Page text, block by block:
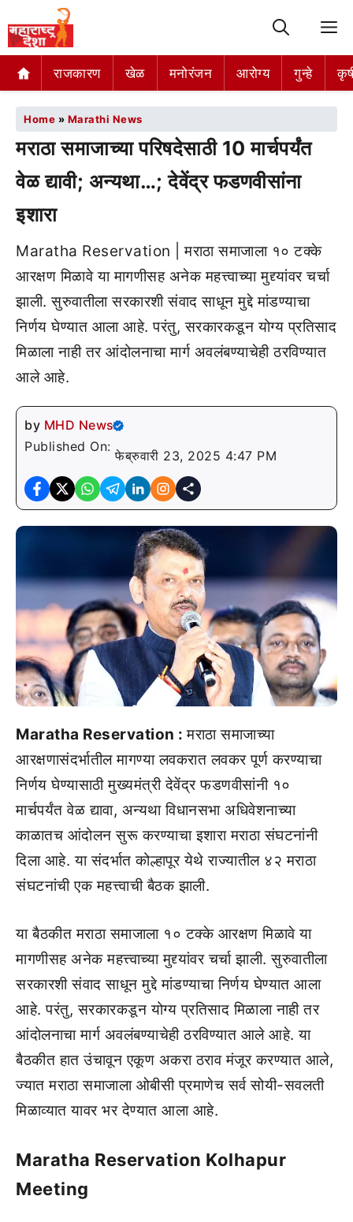
राजकारण खेळ मनोरंजन आरोग्य गुन्हे
Home » Marathi News
मराठा समाजाच्या परिषदेसाठी 10 मार्चपर्यंत
वेळ द्यावी; अन्यथा…; देवेंद्र फडणवीसांना
इशारा
Maratha Reservation | मराठा समाजाला १० टक्के
आरक्षण मिळावे या मागणीसह अनेक महत्त्वाच्या मुद्द्यांवर चर्चा
झाली. सुरुवातीला सरकारशी संवाद साधून मुद्दे मांडण्याचा
निर्णय घेण्यात आला आहे. परंतु, सरकारकडून योग्य प्रतिसाद
मिळाला नाही तर आंदोलनाचा मार्ग अवलंबण्याचेही ठरविण्यात
आले आहे.
by MHD News
Published On:
फेब्रुवारी 23, 2025 4:47 PM
Maratha Reservation :मराठा समाजाच्या
आरक्षणासंदर्भातील मागण्या लवकरात लवकर पूर्ण करण्याचा
निर्णय घेण्यासाठी मुख्यमंत्री देवेंद्र फडणवीसांनी १०
मार्चपर्यंत वेळ द्यावा, अन्यथा विधानसभा अधिवेशनाच्या
काळातच आंदोलन सुरू करण्याचा इशारा मराठा संघटनांनी
दिला आहे. या संदर्भात कोल्हापूर येथे राज्यातील ४२ मराठा
संघटनांची एक महत्त्वाची बैठक झाली.
या बैठकीत मराठा समाजाला १० टक्के आरक्षण मिळावे या
मागणीसह अनेक महत्त्वाच्या मुद्द्यांवर चर्चा झाली. सुरुवातीला
सरकारशी संवाद साधून मुद्दे मांडण्याचा निर्णय घेण्यात आला
आहे. परंतु, सरकारकडून योग्य प्रतिसाद मिळाला नाही तर
आंदोलनाचा मार्ग अवलंबण्याचेही ठरविण्यात आले आहे. या
बैठकीत हात उंचावून एकूण अकरा ठराव मंजूर करण्यात आले,
ज्यात मराठा समाजाला ओबीसी प्रमाणेच सर्व सोयी-सवलती
मिळाव्यात यावर भर देण्यात आला आहे.
Maratha Reservation Kolhapur
Meeting